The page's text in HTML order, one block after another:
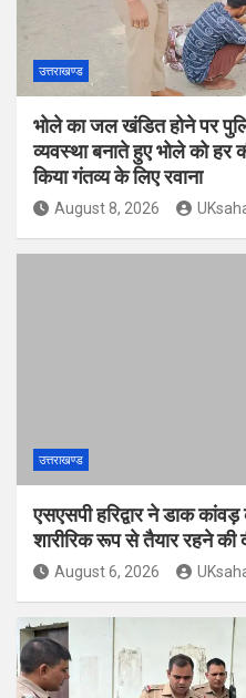
उत्तराखण्ड
भोले का जल खंडित होने पर
व्यवस्था बनाते हुए भोले को
किया गंतव्य के लिए रवाना
August 8, 2026
उत्तराखण्ड
एसएसपी हरिद्वार ने डाक
शारीरिक रूप से तैयार रहने की
August 6, 2026